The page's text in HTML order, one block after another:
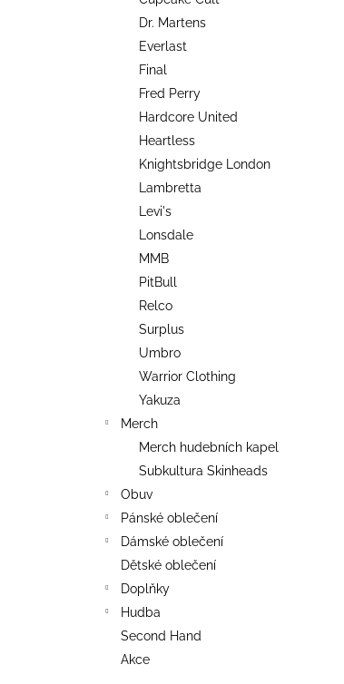
Dr. Martens
Everlast
Final
Fred Perry
Hardcore United
Heartless
Knightsbridge London
Lambretta
Levi's
Lonsdale
MMB
PitBull
Relco
Surplus
Umbro
Warrior Clothing
Yakuza
Merch
Merch hudebních kapel
Subkultura Skinheads
Obuv
Pánské oblečení
Dámské oblečení
Dětské oblečení
Doplňky
Hudba
Second Hand
Akce
TRIKO COCKNEY REJECT - OXBLOOD
499 Kč